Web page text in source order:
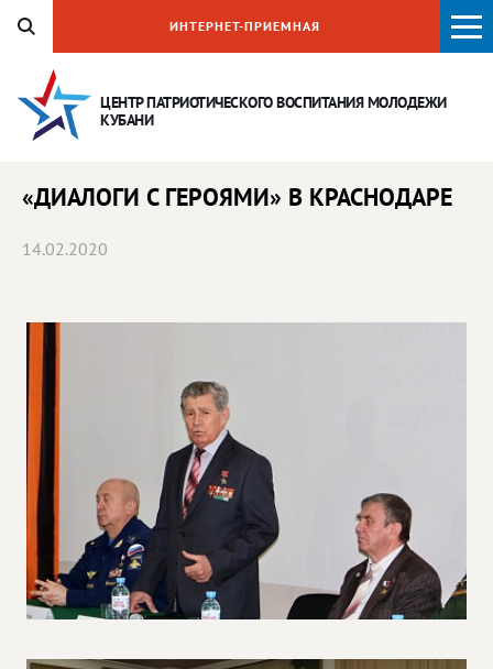
ЦЕНТР ПАТРИОТИЧЕСКОГО ВОСПИТАНИЯМОЛОДЕЖИ
КУБАНИ
ИНТЕРНЕТ-ПРИЕМНАЯ
«ДИАЛОГИ С ГЕРОЯМИ» В КРАСНОДАРЕ
14.02.2020